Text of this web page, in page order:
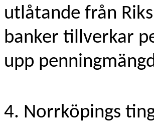
utlåtande från
banker tillverkar
upp
4. Norrköpings